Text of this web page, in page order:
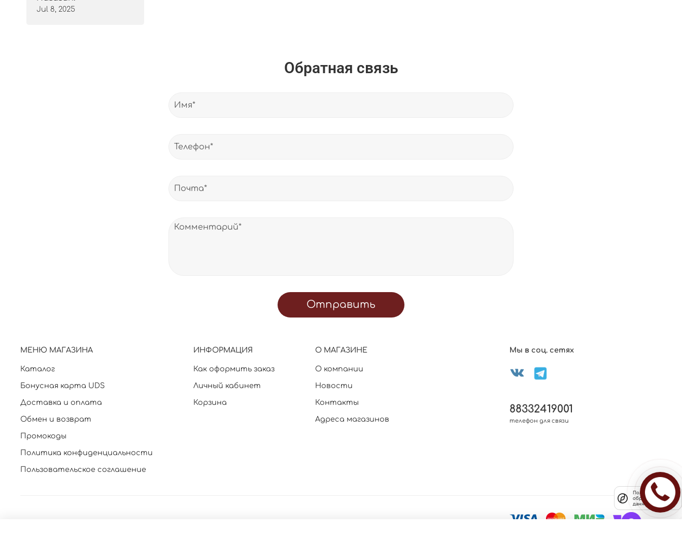
Jul 8, 2025
Обратная связь
Отправить
МЕНЮ МАГАЗИНА
Каталог
Бонусная карта UDS
Доставка и оплата
Обмен и возврат
Промокоды
Политика конфиденциальности
Пользовательское соглашение
ИНФОРМАЦИЯ
Как оформить заказ
Личный кабинет
Корзина
О МАГАЗИНЕ
О компании
Новости
Контакты
Адреса магазинов
Мы в соц. сетях
88332419001
телефон для связи
Политика
обработки
данных